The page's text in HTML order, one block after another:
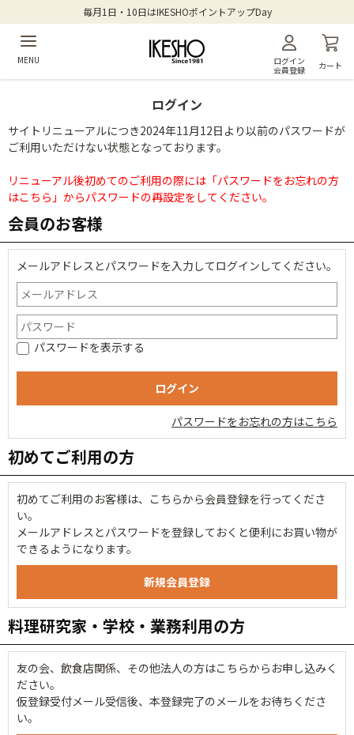
毎月1日・10日はIKESHOポイントアップDay
MENU
ログイン
会員登録
カート
ログイン
サイトリニューアルにつき2024年11月12日より以前のパスワードが
ご利用いただけない状態となっております。
リニューアル後初めてのご利用の際には「パスワードをお忘れの方
はこちら」からパスワードの再設定をしてください。
会員のお客様
メールアドレスとパスワードを入力してログインしてください。
パスワードを表示する
パスワードをお忘れの方はこちら
初めてご利用の方
初めてご利用のお客様は、こちらから会員登録を行ってくださ
い。
メールアドレスとパスワードを登録しておくと便利にお買い物が
できるようになります。
料理研究家・学校・業務利用の方
友の会、飲食店関係、その他法人の方はこちらからお申し込みく
ださい。
仮登録受付メール受信後、本登録完了のメールをお待ちくださ
い。